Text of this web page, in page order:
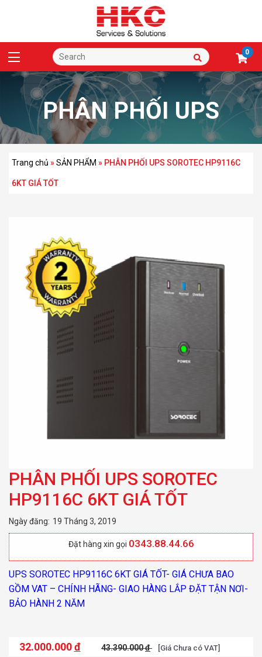
0
PHÂN PHỐI UPS
SOROTEC HP9116C
Trang chủ »SẢN PHẨM » PHÂN PHỐI UPS SOROTEC HP9116C
6KT GIÁ TỐT
PHÂN PHỐI UPS SOROTEC
HP9116C 6KT GIÁ TỐT
Ngày đăng: 19 Tháng 3, 2019
Đặt hàng xin gọi 0343.88.44.66
UPS SOROTEC HP9116C 6KT GIÁ TỐT- GIÁ CHƯA BAO
GỒM VAT – CHÍNH HÃNG- GIAO HÀNG LẮP ĐẶT TẬN NƠI-
BẢO HÀNH 2 NĂM
32.000.000đ 43.390.000đ [Giá Chưa có VAT]